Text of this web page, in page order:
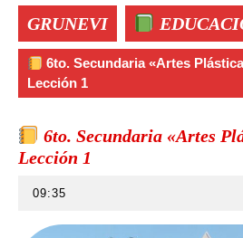
de
GRUNEVI
6to. Secundaria «Artes
Lección 1
6to. Secundaria «Artes
Lección 1
09:35